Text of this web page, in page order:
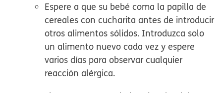
Espere a que su bebé coma la papilla de
cereales con cucharita antes de introducir
otros alimentos sólidos. Introduzca solo
un alimento nuevo cada vez y espere
varios días para observar cualquier
reacción alérgica.